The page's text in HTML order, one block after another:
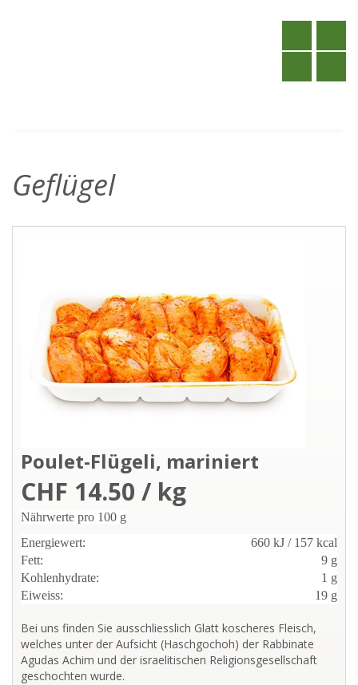
Geflügel
Poulet-Flügeli, mariniert
CHF 14.50 / kg
Nährwerte pro 100 g
Energiewert:
660 kJ / 157 kcal
Fett:
9 g
Kohlenhydrate:
1 g
Eiweiss:
19 g
Bei uns finden Sie ausschliesslich Glatt koscheres Fleisch,
welches unter der Aufsicht (Haschgochoh) der Rabbinate
Agudas Achim und der israelitischen Religionsgesellschaft
geschochten wurde.